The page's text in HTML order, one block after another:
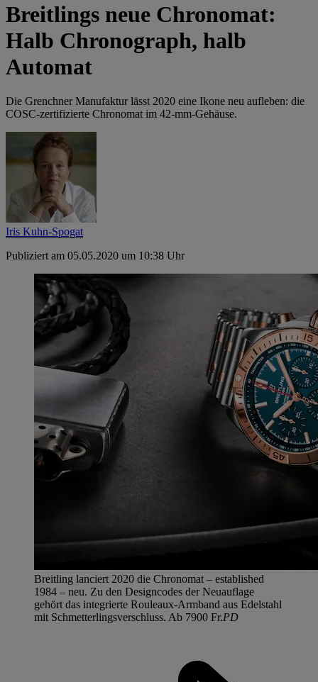
Breitlings neue Chronomat:
Halb Chronograph, halb
Automat
Die Grenchner Manufaktur lässt 2020 eine Ikone neu aufleben: die
COSC-zertifizierte Chronomat im 42-mm-Gehäuse.
Iris Kuhn-Spogat
Publiziert am 05.05.2020 um 10:38 Uhr
Breitling lanciert 2020 die Chronomat – established
1984 – neu. Zu den Designcodes der Neuauflage
gehört das integrierte Rouleaux-Armband aus Edelstahl
mit Schmetterlingsverschluss. Ab 7900 Fr.PD